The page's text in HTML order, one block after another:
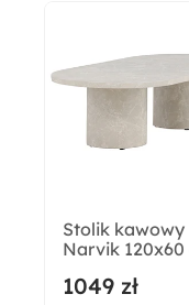
Rodzaj
Tapicerowane
Głębokość:
95 cm
Stolik kawowy
Narvik 120x60
1049 zł